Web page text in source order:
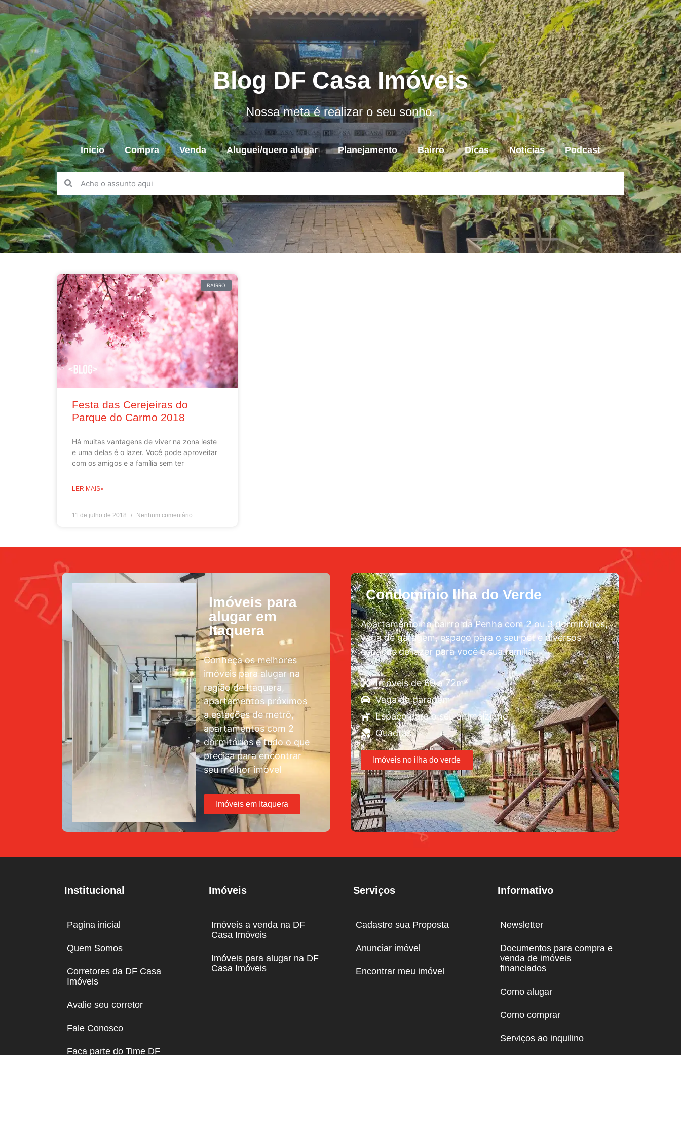
Blog DF Casa Imóveis
Nossa meta é realizar o seu sonho.
Início Compra Venda Aluguei/quero alugar Planejamento Bairro Dicas Notícias Podcast
BAIRRO
Festa das Cerejeiras do
Parque do Carmo 2018
Há muitas vantagens de viver na zona leste
e uma delas é o lazer. Você pode aproveitar
com os amigos e a família sem ter
LER MAIS»
11 de julho de 2018 Nenhum comentário
Imóveis para
alugar em
Itaquera
Conheça os melhores
imóveis para alugar na
região de Itaquera,
apartamentos próximos
a estações de metrô,
apartamentos com 2
dormitórios e tudo o que
precisa para encontrar
seu melhor imóvel
Imóveis em Itaquera
Condomínio llha do Verde
Apartamento no bairro da Penha com 2 ou 3 dormitórios,
vaga de garagem, espaço para o seu pet e diversos
espaços de lazer para você e sua família
Imóveis de 60 a 72m²
Vaga de garagem
Espaço para o seu animalzinho
Quadras
Imóveis no ilha do verde
Institucional
Pagina inicial
Quem Somos
Corretores da DF Casa
Imóveis
Avalie seu corretor
Fale Conosco
Faça parte do Time DF
Imóveis
Imóveis a venda na DF
Casa Imóveis
Imóveis para alugar na DF
Casa Imóveis
Serviços
Cadastre sua Proposta
Anunciar imóvel
Encontrar meu imóvel
Informativo
Newsletter
Documentos para compra e
venda de imóveis
financiados
Como alugar
Como comprar
Serviços ao inquilino